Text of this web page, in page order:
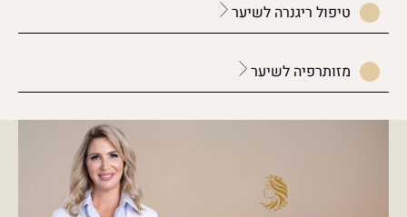
טיפול ריגנרה לשיער
מזותרפיה לשיער